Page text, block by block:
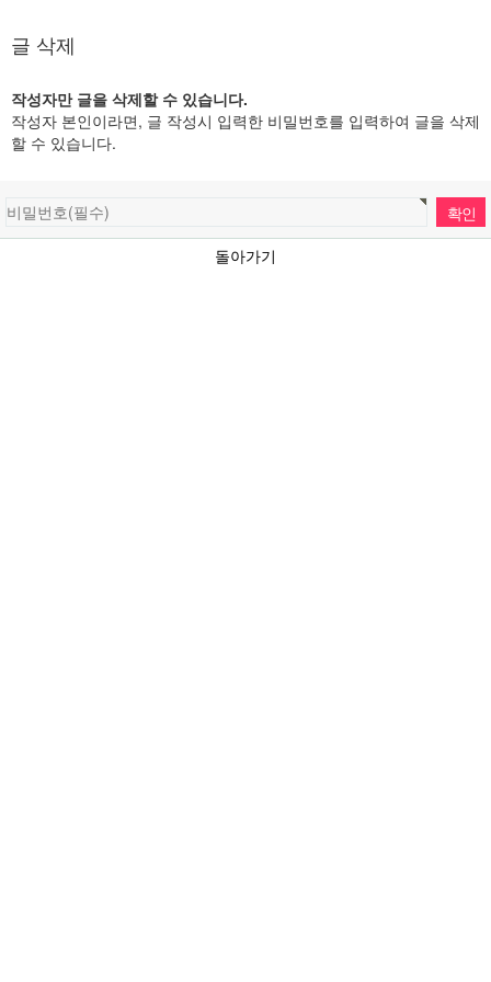
글 삭제
작성자만 글을 삭제할 수 있습니다.
작성자 본인이라면, 글 작성시 입력한 비밀번호를 입력하여 글을 삭제
할 수 있습니다.
돌아가기